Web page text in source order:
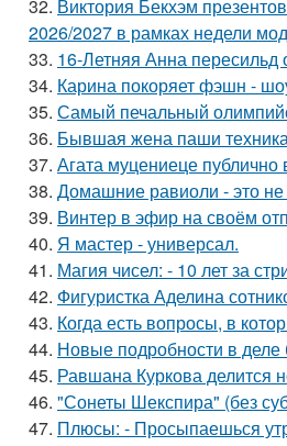
32. Виктория Бекхэм
2026/2027 в рамках недели
33. 16-Летняя Анна пересильд
34. Карина покоряет фэшн -
35. Самый печальный
36. Бывшая жена паши
37. Агата муцениеце публично
38. Домашние равиоли - это
39. Винтер в эфир на своём
40. Я мастер - универсал.
41. Магия чисел: - 10 лет за
42. Фигуристка Аделина
43. Когда есть вопросы, в
44. Новые подробности в деле
45. Равшана Куркова делится
46. "Сонеты Шекспира" (без
47. Плюсы: - Просыпаешься